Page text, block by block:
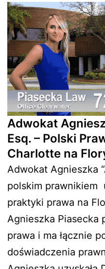
Adwokat
Esq. – Polski
Charlotte na
Adwokat Agnieszka
polskim prawnikiem
praktyki prawa na
Agnieszka Piasecka
prawa i ma łącznie
doświadczenia